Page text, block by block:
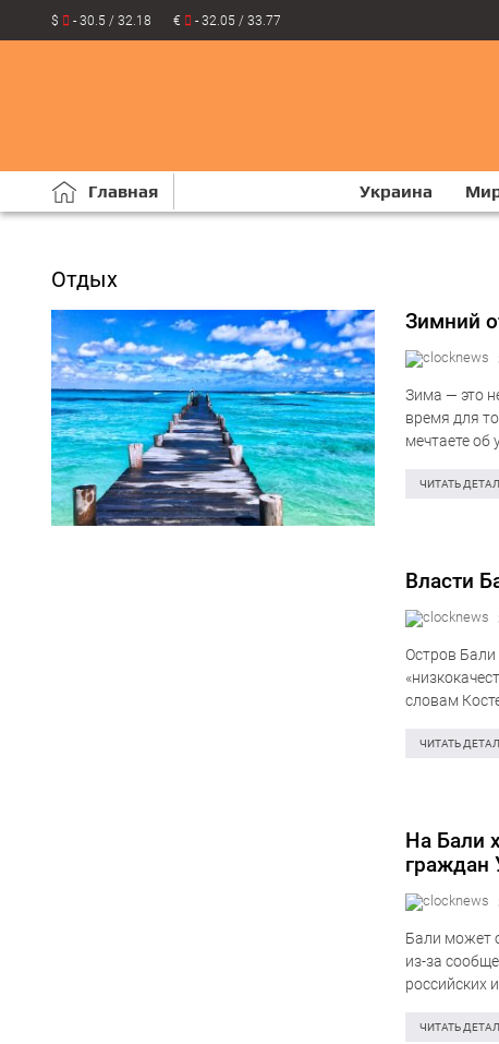
$ - 30.5 / 32.18 € - 32.05 / 33.77
Главная Украина
Отдых
Зимний
Зима — это
время для
мечтаете
ЧИТАТЬ
Власти
Остров Бали
словам
ЧИТАТЬ
На Бали
граждан
Бали может
из-за
российских
ЧИТАТЬ